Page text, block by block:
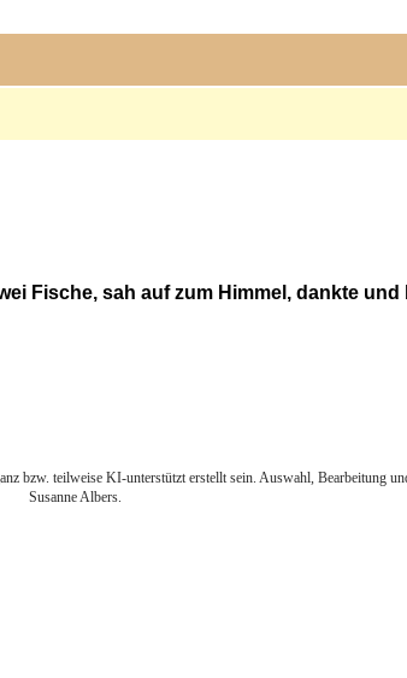
Fische, sah auf zum Himmel, dankte
bzw. teilweise KI-unterstützt erstellt sein. Auswahl, Bearbeitung
Susanne Albers.